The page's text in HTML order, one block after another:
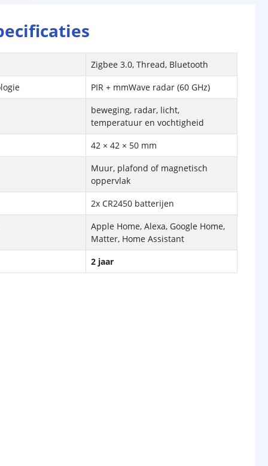
Zigbee 3.0, Thread, Bluetooth
PIR + mmWave radar (60 GHz)
beweging, radar, licht,
temperatuur en vochtigheid
42 × 42 × 50 mm
Muur, plafond of magnetisch
oppervlak
2x CR2450 batterijen
Apple Home, Alexa, Google Home,
Matter, Home Assistant
2 jaar